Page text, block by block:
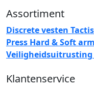
Assortiment
Discrete vesten
Press Hard & Soft
Veiligheidsuitrusting
Klantenservice